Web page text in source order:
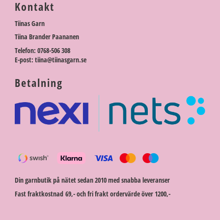
Kontakt
Tiinas Garn
Tiina Brander Paananen
Telefon: 0768-506 308
E-post: tiina@tiinasgarn.se
Betalning
Din garnbutik på nätet sedan 2010 med snabba leveranser
Fast fraktkostnad 69,- och fri frakt ordervärde över 1200,-